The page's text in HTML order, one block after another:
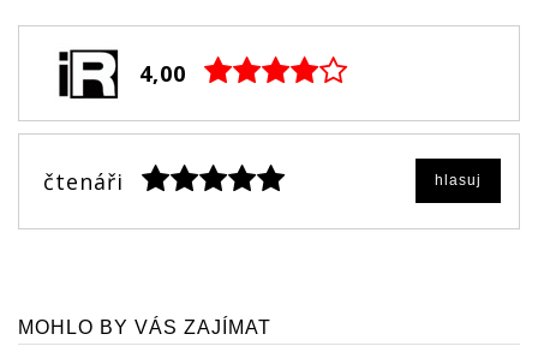
4,00
čtenáři hlasuj
MOHLO BY VÁS ZAJÍMAT